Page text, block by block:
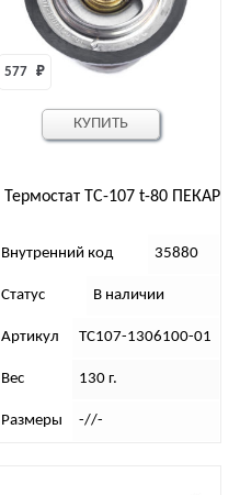
Термостат ТС-107 t-80 ПЕКАР
577 ₽
Внутренний код 35880
Статус В наличии
Артикул ТС107-1306100-01
Вес 130 г.
Размеры -//-
КУПИТЬ